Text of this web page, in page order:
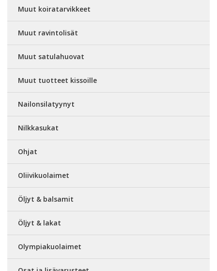
Muut koiratarvikkeet
Muut ravintolisät
Muut satulahuovat
Muut tuotteet kissoille
Nailonsilatyynyt
Nilkkasukat
Ohjat
Oliivikuolaimet
Öljyt & balsamit
Öljyt & lakat
Olympiakuolaimet